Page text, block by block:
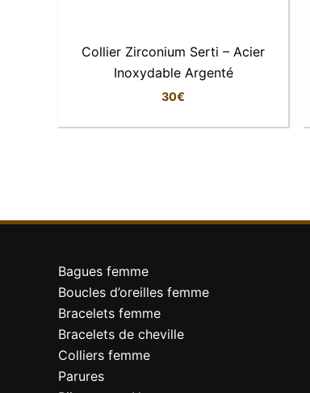
Matière
Épaisseur du plaquage
Couleur
Style
Finition
Collier Zirconium Serti – Acier
Inoxydable Argenté
30€
Bagues femme
Boucles d’oreilles femme
Bracelets femme
Bracelets de cheville
Colliers femme
Parures